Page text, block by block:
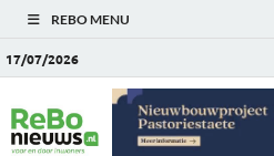
REBO MENU
17/07/2026